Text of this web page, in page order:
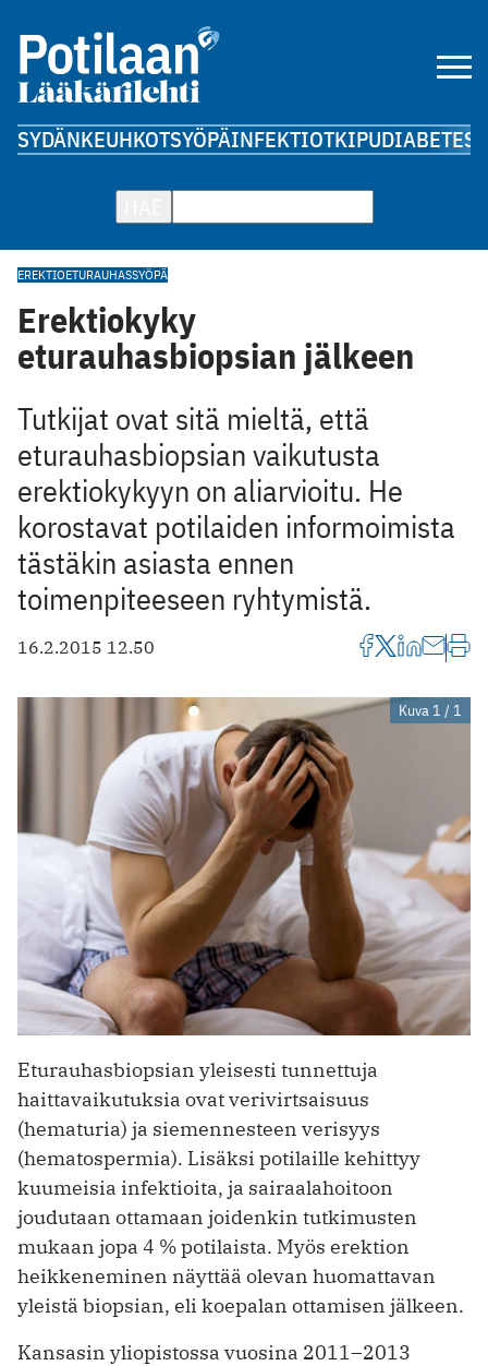
SYDÄNKEUHKOTSYÖPÄINFEKTIOTKIPUDIABETES
EREKTIOETURAUHASSYÖPÄ
Erektiokyky
eturauhasbiopsian jälkeen
Tutkijat ovat sitä mieltä, että
eturauhasbiopsian vaikutusta
erektiokykyyn on aliarvioitu. He
korostavat potilaiden informoimista
tästäkin asiasta ennen
toimenpiteeseen ryhtymistä.
16.2.2015 12.50
Kuva 1 / 1
Eturauhasbiopsian yleisesti tunnettuja
haittavaikutuksia ovat verivirtsaisuus
(hematuria) ja siemennesteen verisyys
(hematospermia). Lisäksi potilaille kehittyy
kuumeisia infektioita, ja sairaalahoitoon
joudutaan ottamaan joidenkin tutkimusten
mukaan jopa 4 % potilaista. Myös erektion
heikkeneminen näyttää olevan huomattavan
yleistä biopsian, eli koepalan ottamisen jälkeen.
Kansasin yliopistossa vuosina 2011–2013